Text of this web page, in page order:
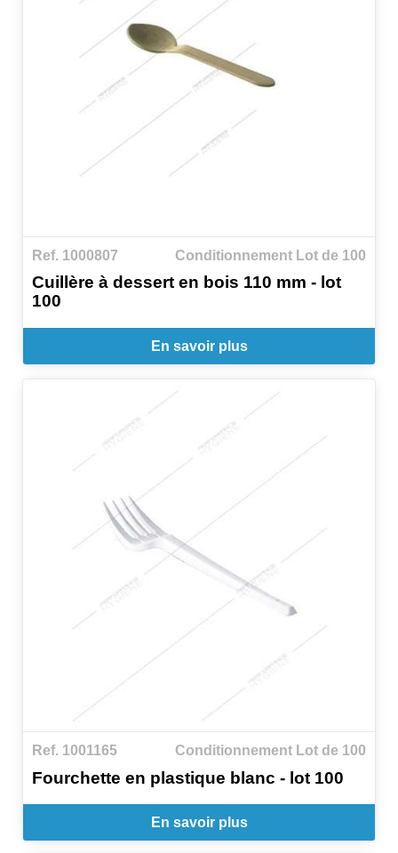
Ref. 1000807 Conditionnement Lot de 100
Cuillère à dessert en bois 110 mm - lot
100
En savoir plus
Ref. 1001165 Conditionnement Lot de 100
Fourchette en plastique blanc - lot 100
En savoir plus